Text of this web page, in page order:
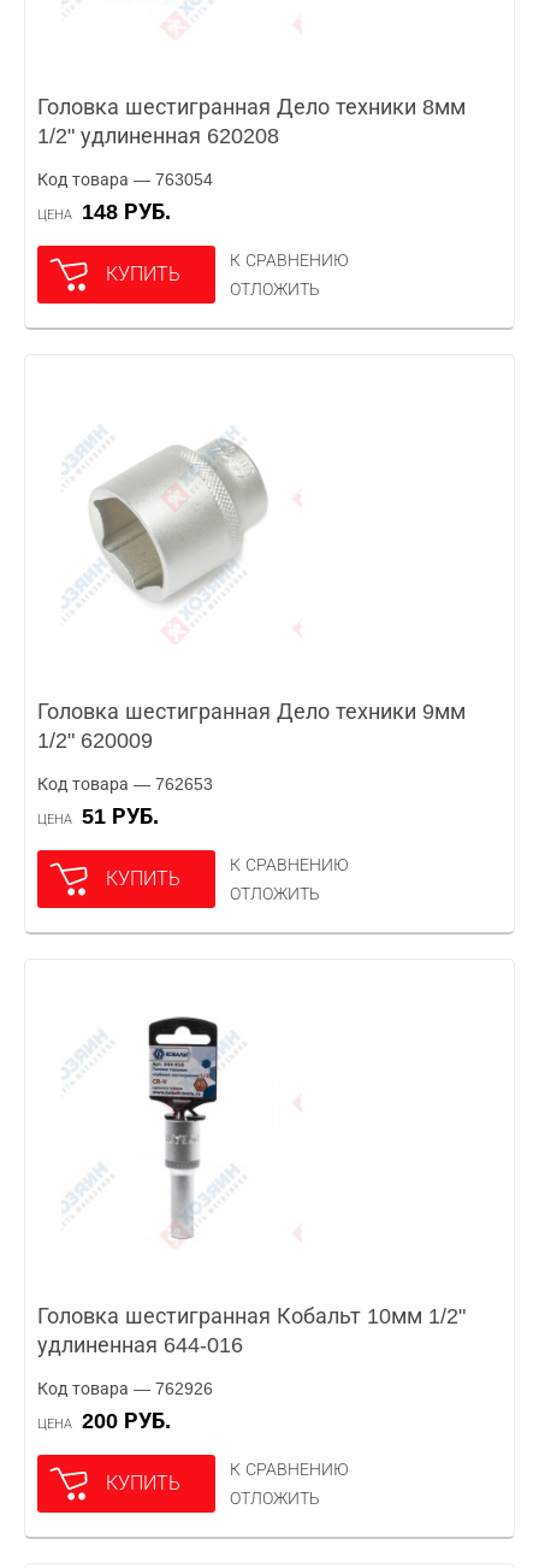
Головка шестигранная Дело техники 8мм
1/2" удлиненная 620208
Код товара — 763054
ЦЕНА 148 РУБ.
КУПИТЬ
К СРАВНЕНИЮ
ОТЛОЖИТЬ
Головка шестигранная Дело техники 9мм
1/2" 620009
Код товара — 762653
ЦЕНА 51 РУБ.
КУПИТЬ
К СРАВНЕНИЮ
ОТЛОЖИТЬ
Головка шестигранная Кобальт 10мм 1/2"
удлиненная 644-016
Код товара — 762926
ЦЕНА 200 РУБ.
КУПИТЬ
К СРАВНЕНИЮ
ОТЛОЖИТЬ